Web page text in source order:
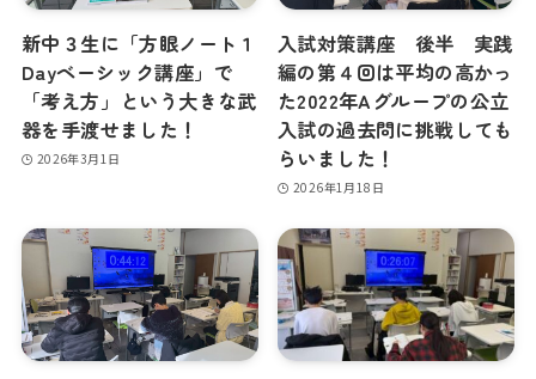
新中３生に「方眼ノート１
Dayベーシック講座」で
「考え方」という大きな武
器を手渡せました！
2026年3月1日
入試対策講座 後半 実践
編の第４回は平均の高かっ
た2022年Aグループの公立
入試の過去問に挑戦しても
らいました！
2026年1月18日